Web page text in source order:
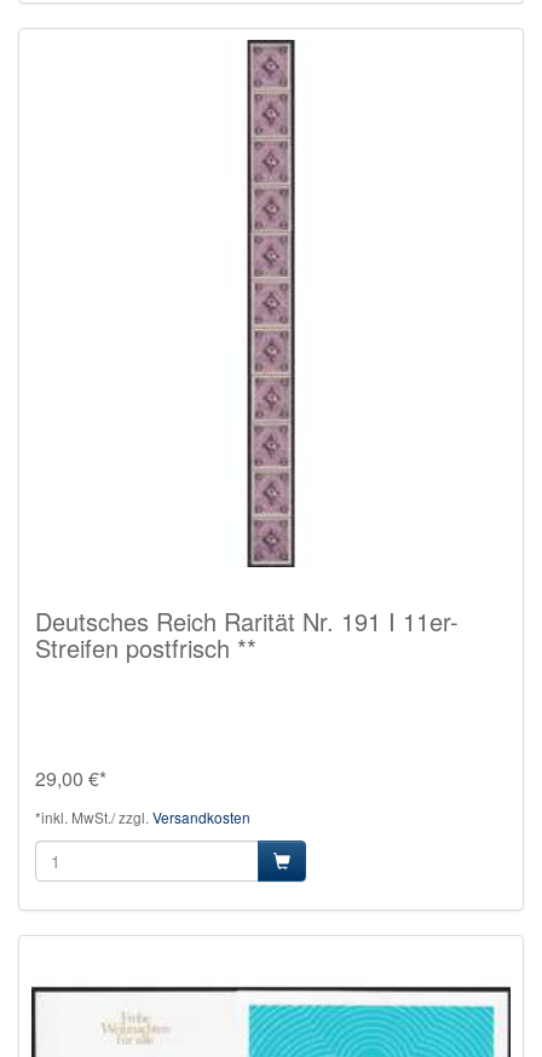
Deutsches Reich Rarität Nr. 191 I 11er-
Streifen postfrisch **
29,00 €*
*inkl. MwSt./ zzgl. Versandkosten